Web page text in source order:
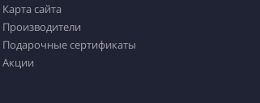
Карта сайта
Производители
Подарочные сертификаты
Акции